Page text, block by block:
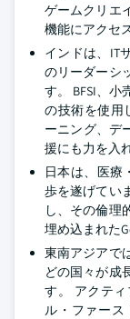
ゲームクリエ
機能にアクセ
インドは、IT
のリーダーシ
す。 BFSI、
の技術を使用
ーニング、デ
援にも力を入
日本は、医療
歩を遂げてい
し、その倫理
埋め込まれた
東南アジアで
どの国々が成
す。 アクテ
ル・ファース